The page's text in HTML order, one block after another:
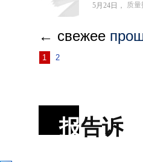
5月24日， 质量
← свежее
1 2
报告诉